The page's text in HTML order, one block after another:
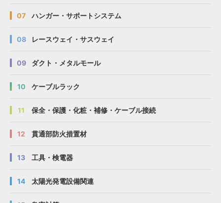
07 ハンガー・サポートシステム
08 レースウェイ・サスウェイ
09 ダクト・メタルモール
10 ケーブルラック
11 保全・保護・化粧・補修・ケーブル接続
12 貫通部防火措置材
13 工具・検電器
14 太陽光発電設備関連